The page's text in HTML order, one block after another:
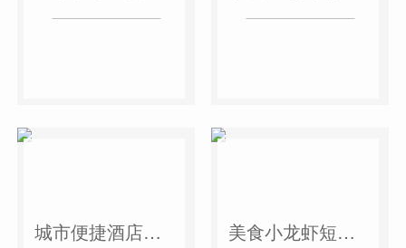
城市便捷酒店短视频案例 美食小龙虾短视频案例